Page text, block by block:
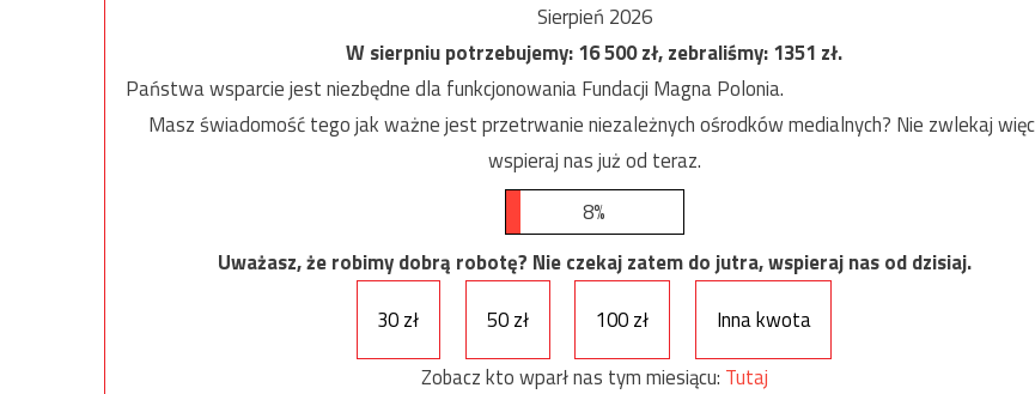
Sierpień 2026
W sierpniu potrzebujemy:16 500zł, zebraliśmy:1351 zł.
Państwa wsparcie jest niezbędne dla funkcjonowania Fundacji Magna Polonia.
Masz świadomość tego jak ważne jest przetrwanie niezależnych ośrodków medialnych? Nie zwlekaj
wspieraj nas już od teraz.
8%
Uważasz, że robimy dobrą robotę? Nie czekaj zatem do jutra, wspieraj nas od dzisiaj.
30 zł
50 zł 100 zł
Inna kwota
Zobacz kto wparł nas tym miesiącu: Tutaj